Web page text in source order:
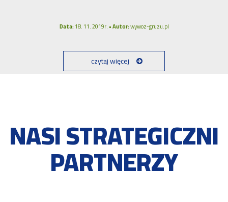
Data:18. 11. 2019r. •Autor:wywoz-gruzu.pl
czytaj więcej
NASI STRATEGICZNI
PARTNERZY